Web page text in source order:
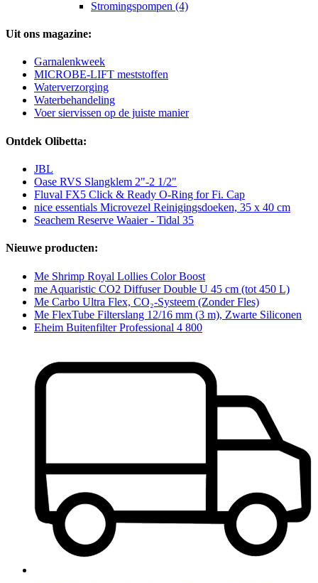
Stromingspompen (4)
Uit ons magazine:
Garnalenkweek
MICROBE-LIFT meststoffen
Waterverzorging
Waterbehandeling
Voer siervissen op de juiste manier
Ontdek Olibetta:
JBL
Oase RVS Slangklem 2"-2 1/2"
Fluval FX5 Click & Ready O-Ring for Fi. Cap
nice essentials Microvezel Reinigingsdoeken, 35 x 40 cm
Seachem Reserve Waaier - Tidal 35
Nieuwe producten:
Me Shrimp Royal Lollies Color Boost
me Aquaristic CO2 Diffuser Double U 45 cm (tot 450 L)
Me Carbo Ultra Flex, CO₂-Systeem (Zonder Fles)
Me FlexTube Filterslang 12/16 mm (3 m), Zwarte Siliconen
Eheim Buitenfilter Professional 4 800